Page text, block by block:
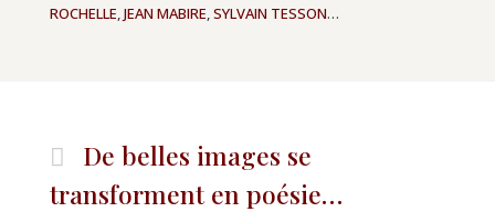
ROCHELLE,JEAN MABIRE,SYLVAIN TESSON…
De belles images se
transforment en poésie…